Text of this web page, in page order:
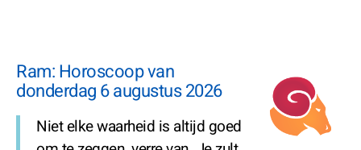
Ram: Horoscoop van
donderdag 6 augustus 2026
Niet elke waarheid is altijd goed